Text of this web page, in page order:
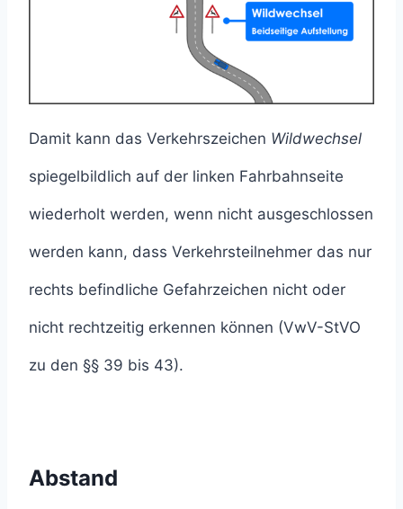
Damit kann das Verkehrszeichen Wildwechsel
spiegelbildlich auf der linken Fahrbahnseite
wiederholt werden, wenn nicht ausgeschlossen
werden kann, dass Verkehrsteilnehmer das nur
rechts befindliche Gefahrzeichen nicht oder
nicht rechtzeitig erkennen können (VwV-StVO
zu den §§ 39 bis 43).
Abstand